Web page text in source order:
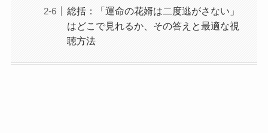
総括：「運命の花婿は二度逃がさない」
はどこで見れるか、その答えと最適な視
聴方法